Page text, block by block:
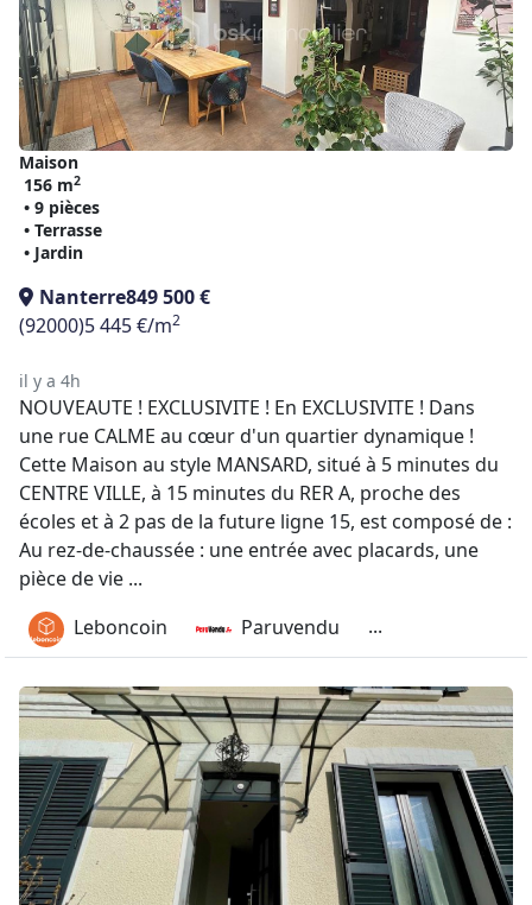
Maison
156 m2
• 9 pièces
• Terrasse
• Jardin
Nanterre849 500 €
(92000)5 445 €/m2
il y a 4h
NOUVEAUTE ! EXCLUSIVITE ! En EXCLUSIVITE ! Dans
une rue CALME au cœur d'un quartier dynamique !
Cette Maison au style MANSARD, situé à 5 minutes du
CENTRE VILLE, à 15 minutes du RER A, proche des
écoles et à 2 pas de la future ligne 15, est composé de :
Au rez-de-chaussée : une entrée avec placards, une
pièce de vie ...
Leboncoin
Paruvendu ...